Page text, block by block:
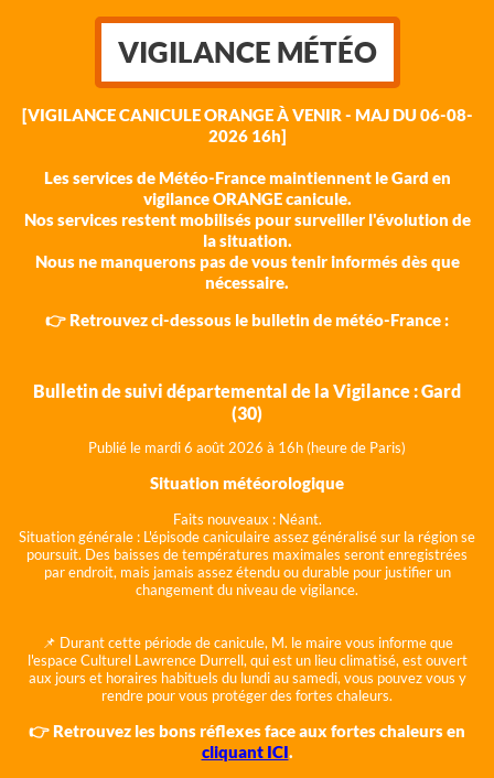
VIGILANCE MÉTÉO
[VIGILANCE CANICULE ORANGE À VENIR - MAJ DU 06-08-
2026 16h]
Les services de Météo-France maintiennent le Gard en
vigilance ORANGE canicule.
Nos services restent mobilisés pour surveiller l'évolution de
la situation.
Nous ne manquerons pas de vous tenir informés dès que
nécessaire.
👉 Retrouvez ci-dessous le bulletin de météo-France :
Bulletin de suivi départemental de la Vigilance : Gard
(30)
Publié le mardi 6 août 2026 à 16h (heure de Paris)
Situation météorologique
Faits nouveaux : Néant.
Situation générale : L'épisode caniculaire assez généralisé sur la région se
poursuit. Des baisses de températures maximales seront enregistrées
par endroit, mais jamais assez étendu ou durable pour justifier un
changement du niveau de vigilance.
📌 Durant cette période de canicule, M. le maire vous informe que
l'espace Culturel Lawrence Durrell, qui est un lieu climatisé, est ouvert
aux jours et horaires habituels du lundi au samedi, vous pouvez vous y
rendre pour vous protéger des fortes chaleurs.
👉 Retrouvez les bons réflexes face aux fortes chaleurs en
cliquant ICI.